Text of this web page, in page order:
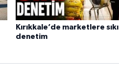
Kırıkkale’de marketlere sıkı
denetim